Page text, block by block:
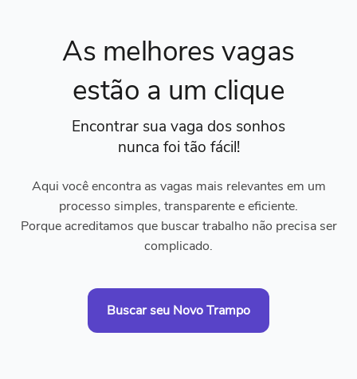
As melhores vagas
estão a um clique
Encontrar sua vaga dos sonhos
nunca foi tão fácil!
Aqui você encontra as vagas mais relevantes em um
processo simples, transparente e eficiente.
Porque acreditamos que buscar trabalho não precisa ser
complicado.
Buscar seu Novo Trampo